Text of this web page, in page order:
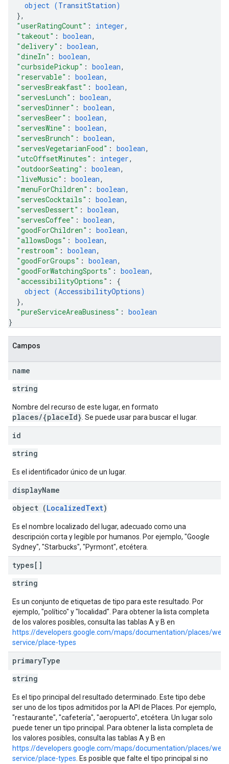
object (TransitStation)
},
"userRatingCount" : integer,
"takeout" : boolean,
"delivery" : boolean,
"dineIn" : boolean,
"curbsidePickup" : boolean,
"reservable" : boolean,
"servesBreakfast" : boolean,
"servesLunch" : boolean,
"servesDinner" : boolean,
"servesBeer" : boolean,
"servesWine" : boolean,
"servesBrunch" : boolean,
"servesVegetarianFood" : boolean,
"utcOffsetMinutes" : integer,
"outdoorSeating" : boolean,
"liveMusic" : boolean,
"menuForChildren" : boolean,
"servesCocktails" : boolean,
"servesDessert" : boolean,
"servesCoffee" : boolean,
"goodForChildren" : boolean,
"allowsDogs" : boolean,
"restroom" : boolean,
"goodForGroups" : boolean,
"goodForWatchingSports" : boolean,
"accessibilityOptions" : {
object (AccessibilityOptions)
},
"pureServiceAreaBusiness" : boolean
}
Campos
name
string
Nombre del recurso de este lugar, en formato
places/{placeId} . Se puede usar para buscar el lugar.
id
string
Es el identificador único de un lugar.
displayName
object (LocalizedText)
Es el nombre localizado del lugar, adecuado como una
descripción corta y legible por humanos. Por ejemplo, "Google
Sydney", "Starbucks", "Pyrmont", etcétera.
types[]
string
Es un conjunto de etiquetas de tipo para este resultado. Por
ejemplo, "político" y "localidad". Para obtener la lista completa
de los valores posibles, consulta las tablas A y B en
https://developers.google.com/maps/documentation/places/web-
service/place-types
primaryType
string
Es el tipo principal del resultado determinado. Este tipo debe
ser uno de los tipos admitidos por la API de Places. Por ejemplo,
"restaurante", "cafetería", "aeropuerto", etcétera. Un lugar solo
puede tener un tipo principal. Para obtener la lista completa de
los valores posibles, consulta las tablas A y B en
https://developers.google.com/maps/documentation/places/web-
service/place-types . Es posible que falte el tipo principal si no